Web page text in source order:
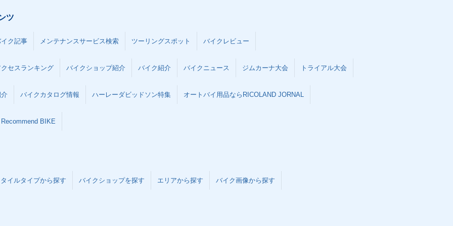
ツ
ク記事 メンテナンスサービス検索 ツーリングスポット バイクレビュー
セスランキング バイクショップ紹介 バイク紹介 バイクニュース ジムカーナ大会 トライアル大会
バイクカタログ情報 ハーレーダビッドソン特集 オートバイ用品ならRICOLAND JORNAL
Recommend BIKE
イルタイプから探す バイクショップを探す エリアから探す バイク画像から探す